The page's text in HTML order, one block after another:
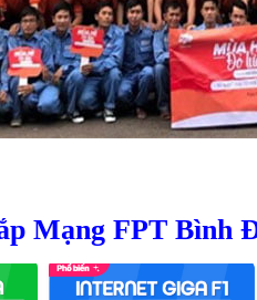
Mạng FPT Bình